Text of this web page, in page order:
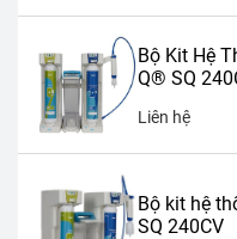
Bộ Kit Hệ
Q® SQ
Liên hệ
Bộ kit hệ
SQ 240CV